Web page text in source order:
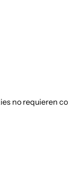
no requieren